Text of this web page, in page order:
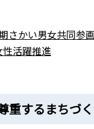
さかい男女共同参
性活躍推進
重するまちづ